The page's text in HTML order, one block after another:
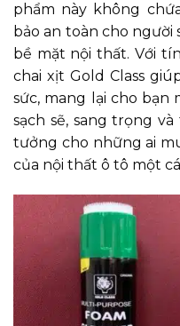
phẩm này không
bảo an toàn cho người
bề mặt nội thất. Với
chai xịt Gold Class
sức, mang lại cho
sạch sẽ, sang trọng
tưởng cho những ai
của nội thất ô tô một